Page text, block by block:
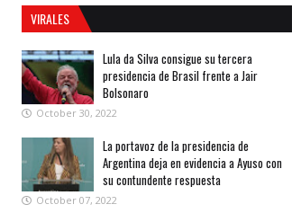
VIRALES
Lula da Silva consigue su tercera
presidencia de Brasil frente a Jair
Bolsonaro
October 30, 2022
La portavoz de la presidencia de
Argentina deja en evidencia a Ayuso con
su contundente respuesta
October 07, 2022